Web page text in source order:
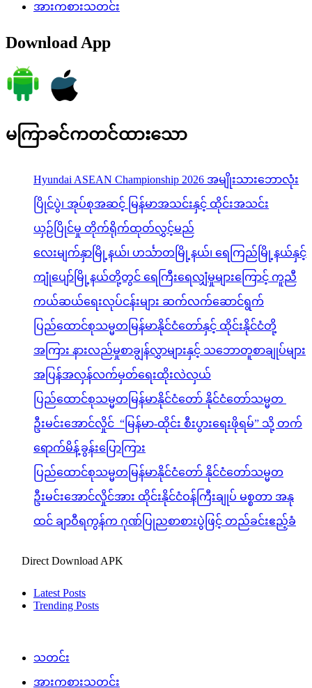
အားကစားသတင်း
Download App
မကြာခင်ကတင်ထားသော
Hyundai ASEAN Championship 2026 အမျိုးသားဘောလုံး
ပြိုင်ပွဲ၊ အုပ်စုအဆင့် မြန်မာအသင်းနှင့် ထိုင်းအသင်း
ယှဉ်ပြိုင်မှု တိုက်ရိုက်ထုတ်လွှင့်မည်
လေးမျက်နှာမြို့နယ်၊ ဟင်္သာတမြို့နယ်၊ ရေကြည်မြို့နယ်နှင့်
ကျုံပျော်မြို့နယ်တို့တွင် ရေကြီးရေလျှံမှုများကြောင့် ကူညီ
ကယ်ဆယ်ရေးလုပ်ငန်းများ ဆက်လက်ဆောင်ရွက်
ပြည်ထောင်စုသမ္မတမြန်မာနိုင်ငံတော်နှင့် ထိုင်းနိုင်ငံတို့
အကြား နားလည်မှုစာချွန်လွှာများနှင့် သဘောတူစာချုပ်များ
အပြန်အလှန်လက်မှတ်ရေးထိုးလဲလှယ်
ပြည်ထောင်စုသမ္မတမြန်မာနိုင်ငံတော် နိုင်ငံတော်သမ္မတ
ဦးမင်းအောင်လှိုင် “မြန်မာ-ထိုင်း စီးပွားရေးဖိုရမ်” သို့ တက်
ရောက်မိန့်ခွန်းပြောကြား
ပြည်ထောင်စုသမ္မတမြန်မာနိုင်ငံတော် နိုင်ငံတော်သမ္မတ
ဦးမင်းအောင်လှိုင်အား ထိုင်းနိုင်ငံဝန်ကြီးချုပ် မစ္စတာ အနု
ထင် ချာဝီရကွန်က ဂုဏ်ပြုညစာစားပွဲဖြင့် တည်ခင်းဧည့်ခံ
Direct Download APK
Latest Posts
Trending Posts
သတင်း
အားကစားသတင်း